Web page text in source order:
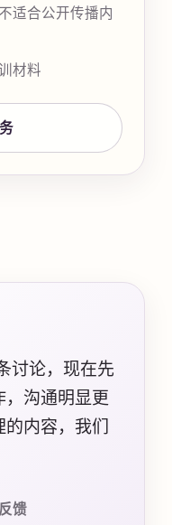
适合公开传播内
材料
讨论，现在先
沟通明显更
内容，我们
馈